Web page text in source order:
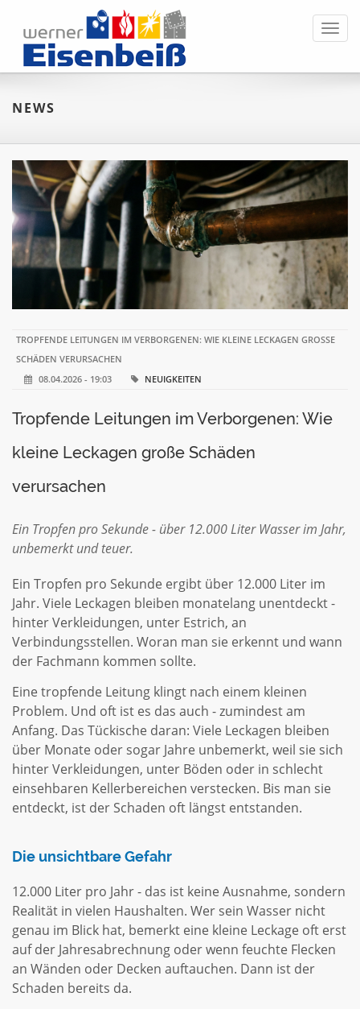
NEWS
TROPFENDE LEITUNGEN IM VERBORGENEN: WIE KLEINE LECKAGEN GROSSE S
CHÄDEN VERURSACHEN
08.04.2026 - 19:03
NEUIGKEITEN
Tropfende Leitungen im Verborgenen: Wie
kleine Leckagen große Schäden
verursachen
Ein Tropfen pro Sekunde - über 12.000 Liter Wasser im Jahr,
unbemerkt und teuer.
Ein Tropfen pro Sekunde ergibt über 12.000 Liter im
Jahr. Viele Leckagen bleiben monatelang unentdeckt -
hinter Verkleidungen, unter Estrich, an
Verbindungsstellen. Woran man sie erkennt und wann
der Fachmann kommen sollte.
Eine tropfende Leitung klingt nach einem kleinen
Problem. Und oft ist es das auch - zumindest am
Anfang. Das Tückische daran: Viele Leckagen bleiben
über Monate oder sogar Jahre unbemerkt, weil sie sich
hinter Verkleidungen, unter Böden oder in schlecht
einsehbaren Kellerbereichen verstecken. Bis man sie
entdeckt, ist der Schaden oft längst entstanden.
Die unsichtbare Gefahr
12.000 Liter pro Jahr - das ist keine Ausnahme, sondern
Realität in vielen Haushalten. Wer sein Wasser nicht
genau im Blick hat, bemerkt eine kleine Leckage oft erst
auf der Jahresabrechnung oder wenn feuchte Flecken
an Wänden oder Decken auftauchen. Dann ist der
Schaden bereits da.